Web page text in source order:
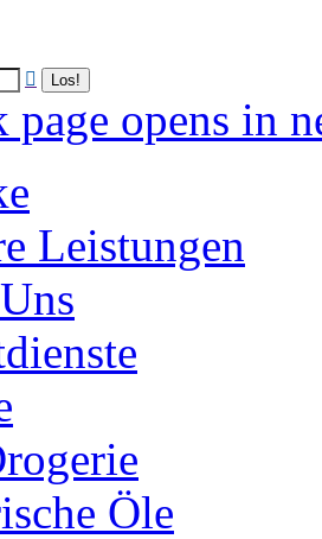
page opens in
Leistungen
Öle